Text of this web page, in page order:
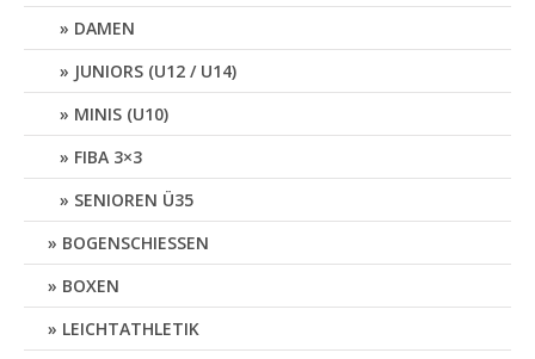
DAMEN
JUNIORS (U12 / U14)
MINIS (U10)
FIBA 3×3
SENIOREN Ü35
BOGENSCHIESSEN
BOXEN
LEICHTATHLETIK